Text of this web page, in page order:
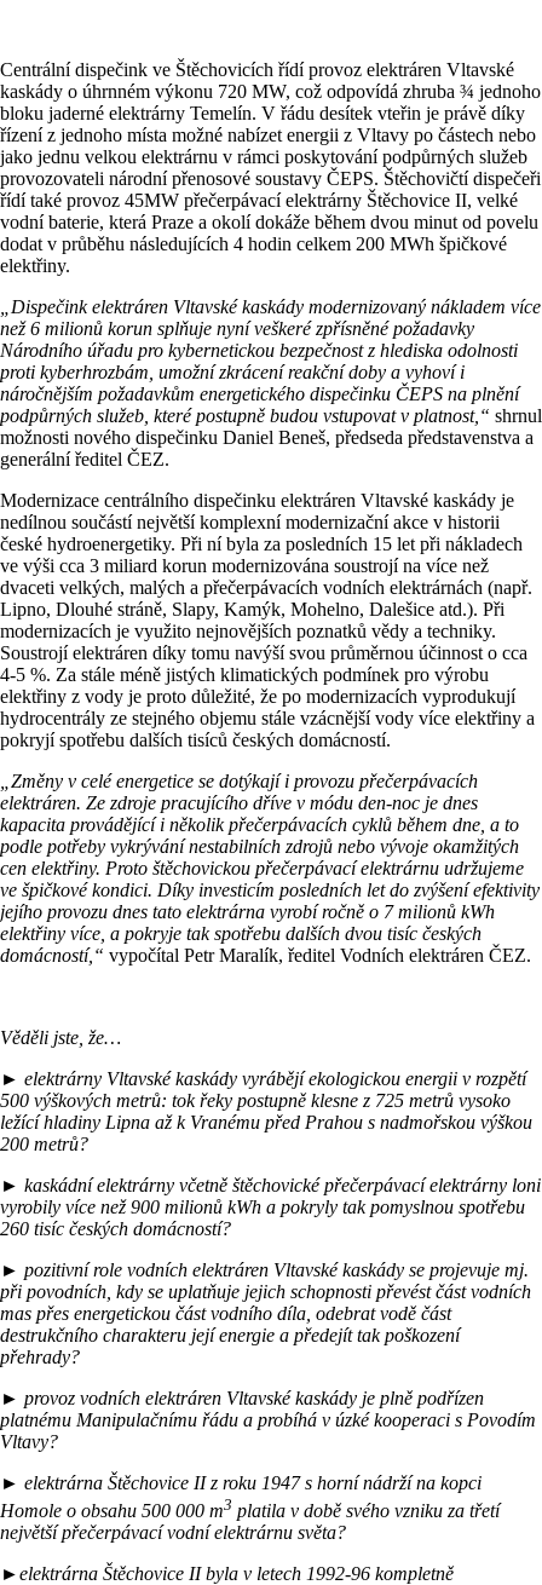
Centrální dispečink ve Štěchovicích řídí provoz elektráren Vltavské
kaskády o úhrnném výkonu 720 MW, což odpovídá zhruba ¾ jednoho
bloku jaderné elektrárny Temelín. V řádu desítek vteřin je právě díky
řízení z jednoho místa možné nabízet energii z Vltavy po částech nebo
jako jednu velkou elektrárnu v rámci poskytování podpůrných služeb
provozovateli národní přenosové soustavy ČEPS. Štěchovičtí dispečeři
řídí také provoz 45MW přečerpávací elektrárny Štěchovice II, velké
vodní baterie, která Praze a okolí dokáže během dvou minut od povelu
dodat v průběhu následujících 4 hodin celkem 200 MWh špičkové
elektřiny.
„Dispečink elektráren Vltavské kaskády modernizovaný nákladem více
než 6 milionů korun splňuje nyní veškeré zpřísněné požadavky
Národního úřadu pro kybernetickou bezpečnost z hlediska odolnosti
proti kyberhrozbám, umožní zkrácení reakční doby a vyhoví i
náročnějším požadavkům energetického dispečinku ČEPS na plnění
podpůrných služeb, které postupně budou vstupovat v platnost,“ shrnul
možnosti nového dispečinku Daniel Beneš, předseda představenstva a
generální ředitel ČEZ.
Modernizace centrálního dispečinku elektráren Vltavské kaskády je
nedílnou součástí největší komplexní modernizační akce v historii
české hydroenergetiky. Při ní byla za posledních 15 let při nákladech
ve výši cca 3 miliard korun modernizována soustrojí na více než
dvaceti velkých, malých a přečerpávacích vodních elektrárnách (např.
Lipno, Dlouhé stráně, Slapy, Kamýk, Mohelno, Dalešice atd.). Při
modernizacích je využito nejnovějších poznatků vědy a techniky.
Soustrojí elektráren díky tomu navýší svou průměrnou účinnost o cca
4-5 %. Za stále méně jistých klimatických podmínek pro výrobu
elektřiny z vody je proto důležité, že po modernizacích vyprodukují
hydrocentrály ze stejného objemu stále vzácnější vody více elektřiny a
pokryjí spotřebu dalších tisíců českých domácností.
„Změny v celé energetice se dotýkají i provozu přečerpávacích
elektráren. Ze zdroje pracujícího dříve v módu den-noc je dnes
kapacita provádějící i několik přečerpávacích cyklů během dne, a to
podle potřeby vykrývání nestabilních zdrojů nebo vývoje okamžitých
cen elektřiny. Proto štěchovickou přečerpávací elektrárnu udržujeme
ve špičkové kondici. Díky investicím posledních let do zvýšení efektivity
jejího provozu dnes tato elektrárna vyrobí ročně o 7 milionů kWh
elektřiny více, a pokryje tak spotřebu dalších dvou tisíc českých
domácností,“ vypočítal Petr Maralík, ředitel Vodních elektráren ČEZ.
Věděli jste, že…
► elektrárny Vltavské kaskády vyrábějí ekologickou energii v rozpětí
500 výškových metrů: tok řeky postupně klesne z 725 metrů vysoko
ležící hladiny Lipna až k Vranému před Prahou s nadmořskou výškou
200 metrů?
► kaskádní elektrárny včetně štěchovické přečerpávací elektrárny loni
vyrobily více než 900 milionů kWh a pokryly tak pomyslnou spotřebu
260 tisíc českých domácností?
► pozitivní role vodních elektráren Vltavské kaskády se projevuje mj.
při povodních, kdy se uplatňuje jejich schopnosti převést část vodních
mas přes energetickou část vodního díla, odebrat vodě část
destrukčního charakteru její energie a předejít tak poškození
přehrady?
► provoz vodních elektráren Vltavské kaskády je plně podřízen
platnému Manipulačnímu řádu a probíhá v úzké kooperaci s Povodím
Vltavy?
► elektrárna Štěchovice II z roku 1947 s horní nádrží na kopci
Homole o obsahu 500 000 m3 platila v době svého vzniku za třetí
největší přečerpávací vodní elektrárnu světa?
►elektrárna Štěchovice IIbyla v letech 1992-96 kompletně